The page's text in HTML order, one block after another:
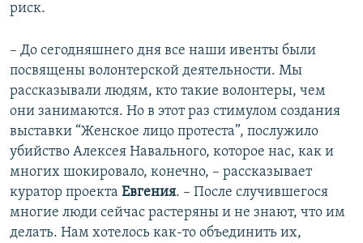
риск.
– До сегодняшнего дня все наши ивенты были
посвящены волонтерской деятельности. Мы
рассказывали людям, кто такие волонтеры, чем
они занимаются. Но в этот раз стимулом создания
выставки “Женское лицо протеста”, послужило
убийство Алексея Навального, которое нас, как и
многих шокировало, конечно, – рассказывает
куратор проекта Евгения. – После случившегося
многие люди сейчас растеряны и не знают, что им
делать. Нам хотелось как-то объединить их,